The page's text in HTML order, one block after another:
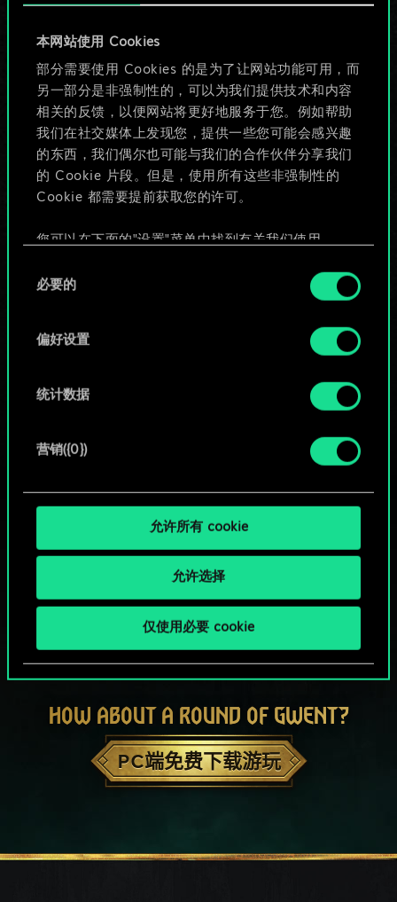
本网站使用 Cookies
部分需要使用 Cookies 的是为了让网站功能可用，而
另一部分是非强制性的，可以为我们提供技术和内容
相关的反馈，以便网站将更好地服务于您。例如帮助
我们在社交媒体上发现您，提供一些您可能会感兴趣
的东西，我们偶尔也可能与我们的合作伙伴分享我们
的 Cookie 片段。但是，使用所有这些非强制性的
Cookie 都需要提前获取您的许可。
您可以在下面的"设置"菜单中找到有关我们使用
好。一旦您了解了其中的内容并准备好继续，请点
必要的
偏好设置
统计数据
营销({0})
允许所有 cookie
允许选择
仅使用必要 cookie
目前只是分享了一套
牌，但能做的不止这
些！
给牌组命名并撰写攻略
HOW ABOUT A ROUND OF GWENT?
PC端免费下载游玩